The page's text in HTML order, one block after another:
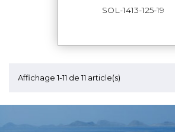
SOL-1413-125-19
Affichage 1-11 de 11 article(s)